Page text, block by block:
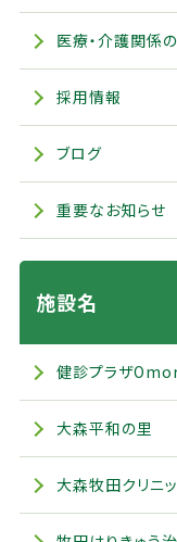
医療・介護関係
採用情報
ブログ
重要なお知らせ
施設名
健診プラザ
大森平和の里
大森牧田クリニ